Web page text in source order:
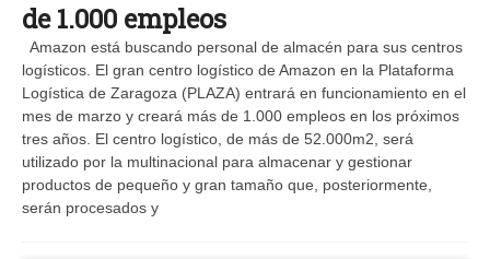
de 1.000 empleos
Amazon está buscando personal de almacén para sus centros
logísticos. El gran centro logístico de Amazon en la Plataforma
Logística de Zaragoza (PLAZA) entrará en funcionamiento en el
mes de marzo y creará más de 1.000 empleos en los próximos
tres años. El centro logístico, de más de 52.000m2, será
utilizado por la multinacional para almacenar y gestionar
productos de pequeño y gran tamaño que, posteriormente,
serán procesados y